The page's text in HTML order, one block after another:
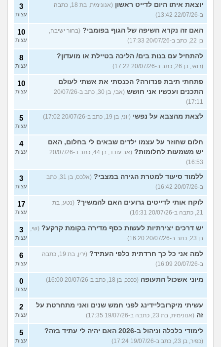
יוצאת איתו היום לדייט ראשון
(אנונימית, בת 18, כתבה
ב-22/07/26 13:42)
3
עצות
האם זה נקרא חשיפה של הגוף בפומבי? (בחור ישיבה,
בן 22, כתב ב-20/07/26 17:33)
10
עצות
להתחיל עם בנות בים/ הליכה בטיילת או מועדון?
(רואי, בן 26, כתב ב-20/07/26 17:22)
8
עצות
פתחתי תיבת פנדורה? הכנסתי את אשתי לעולם
התכנים ועכשיו אני חושש
(אבי, בן 30, כתב ב-20/07/26
17:11)
10
עצות
לצאת מהצבא על נפשי (יוני, בן 19, כתב ב-20/07/26 17:02) 5
עצות
חלום שחוזר על עצמו ילדים שבאים לי בחלום, האם
יש משמעות לחלומות?
(אב עובד, בן 44, כתב ב-20/07/26
16:53)
4
עצות
ללמוד סיעוד למטרת הגירה במצבי?
(אלכס, בן 31, כתב
ב-20/07/26 16:42)
3
עצות
לוקח אותי לדייטים גרועים האם להמשיך? (נטע, בת
21, כתבה ב-20/07/26 16:31)
17
עצות
יש דרכים יצירתיות לעשות כסף מדירה בקומת קרקע? (שי,
בן 23, כתב ב-20/07/26 16:20)
3
עצות
למה אני כל כך חרדתית כלפי העתיד?
(ירין, בת 19, כתבה
ב-20/07/26 16:09)
6
עצות
מיוני אשכול התעופה (ככככ, בן 18, כתב ב-20/07/26 16:00) 0
עצות
עשיתי מיקרובליידינג לפני חמש שנים ואני מתחרטת על
זה (אנונימית, בת 23, כתבה ב-19/07/26 17:35)
2
עצות
לימודי כלכלה וניהול ב-2026 האם יהיה לי עתיד בזה?
(כפיר, בן 23, כתב ב-19/07/26 17:24)
5
עצות